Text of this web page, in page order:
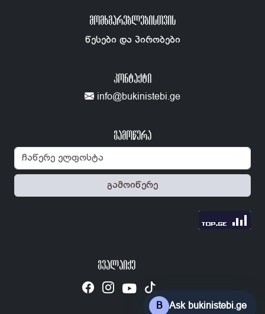
ᲛᲝᲛᲮᲛᲐᲠᲔᲑᲚᲔᲑᲘᲡᲗᲕᲘᲡ
წესები და პირობები
ᲙᲝᲜᲢᲐᲥᲢᲘ
info@bukinistebi.ge
გამოწერა
გამოიწერე
ᲒᲕᲐᲚᲐᲘᲥᲔ
B Ask bukinistebi.ge